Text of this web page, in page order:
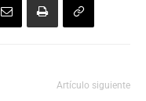
Artículo siguiente